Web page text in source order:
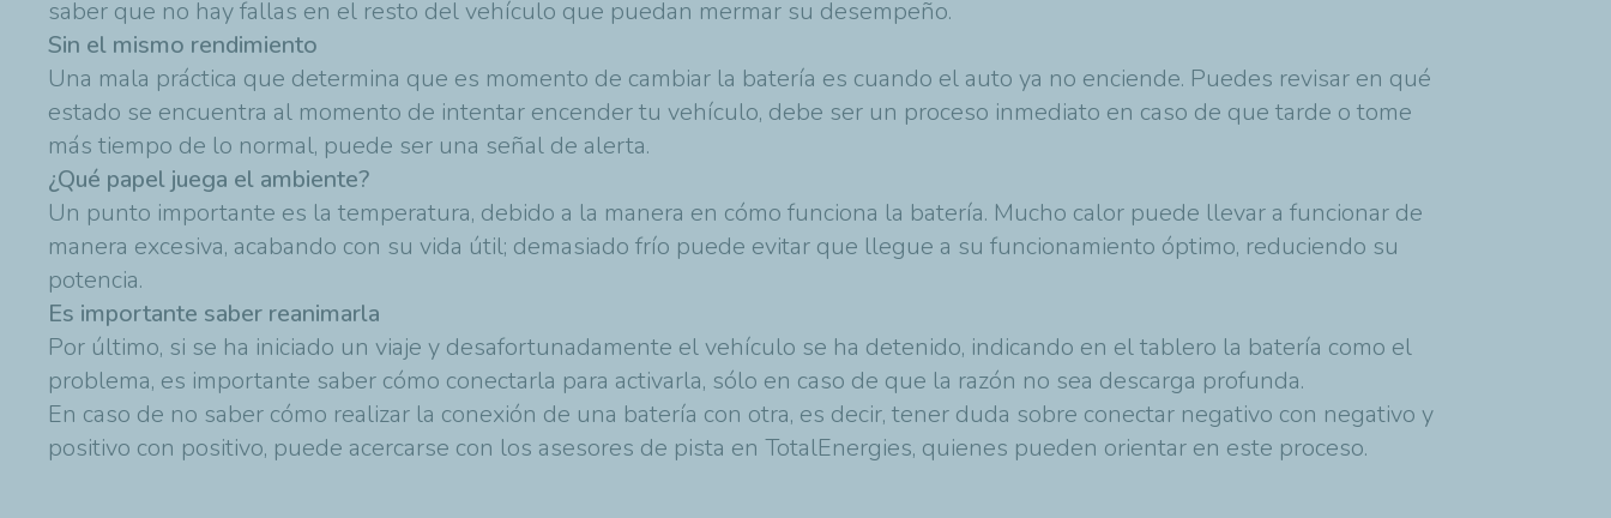
saber que no hay fallas en el resto del vehículo que puedan mermar su desempeño.
Sin el mismo rendimiento
Una mala práctica que determina que es momento de cambiar la batería es cuando el auto ya no enciende. Puedes revisar en qué
estado se encuentra al momento de intentar encender tu vehículo, debe ser un proceso inmediato en caso de que tarde o tome
más tiempo de lo normal, puede ser una señal de alerta.
¿Qué papel juega el ambiente?
Un punto importante es la temperatura, debido a la manera en cómo funciona la batería. Mucho calor puede llevar a funcionar de
manera excesiva, acabando con su vida útil; demasiado frío puede evitar que llegue a su funcionamiento óptimo, reduciendo su
potencia.
Es importante saber reanimarla
Por último, si se ha iniciado un viaje y desafortunadamente el vehículo se ha detenido, indicando en el tablero la batería como el
problema, es importante saber cómo conectarla para activarla, sólo en caso de que la razón no sea descarga profunda.
En caso de no saber cómo realizar la conexión de una batería con otra, es decir, tener duda sobre conectar negativo con negativo y
positivo con positivo, puede acercarse con los asesores de pista en TotalEnergies, quienes pueden orientar en este proceso.